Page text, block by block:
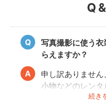
写真撮影に使う
らえますか？
続き
申し訳ありませ
小物などのレン
おりませんので